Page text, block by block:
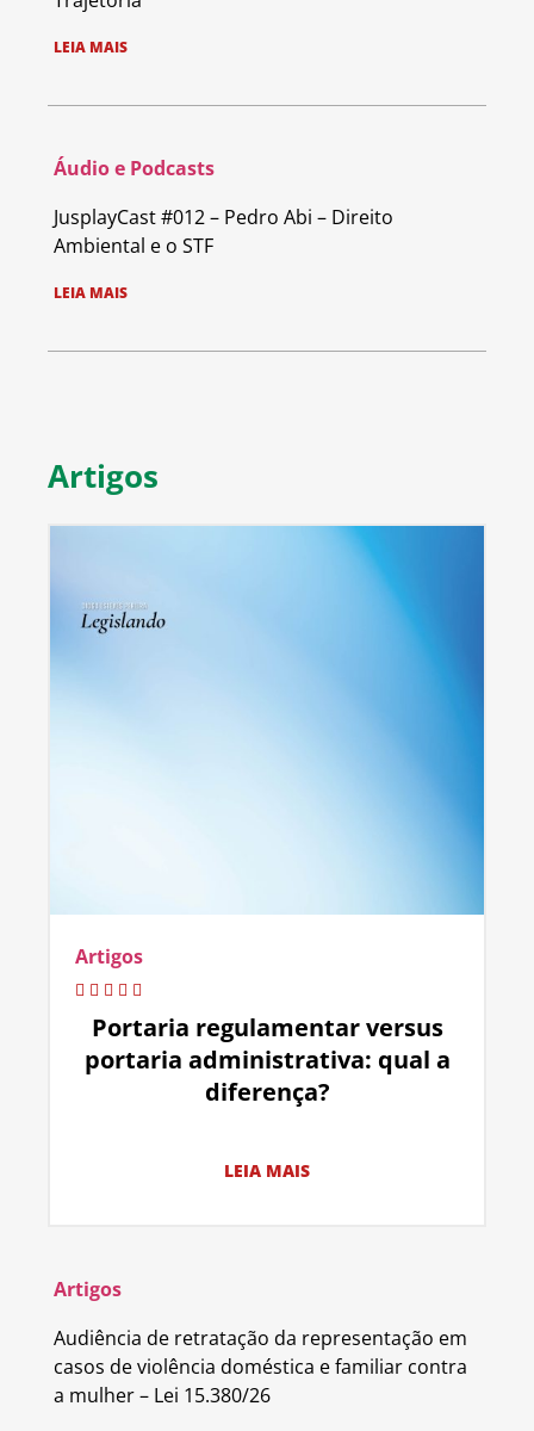
LEIA MAIS
Áudio e Podcasts
JusplayCast #012 – Pedro Abi – Direito
Ambiental e o STF
LEIA MAIS
Artigos
Artigos
Portaria regulamentar versus
portaria administrativa: qual a
diferença?
LEIA MAIS
Artigos
Audiência de retratação da representação em
casos de violência doméstica e familiar contra
a mulher – Lei 15.380/26